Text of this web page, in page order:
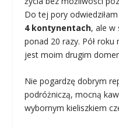
Do tej pory odwiedziłam
4 kontynentach, ale w
ponad 20 razy. Pół roku
jest moim drugim
Nie pogardzę dobrym
podróżniczą, mocną
wybornym kieliszkiem